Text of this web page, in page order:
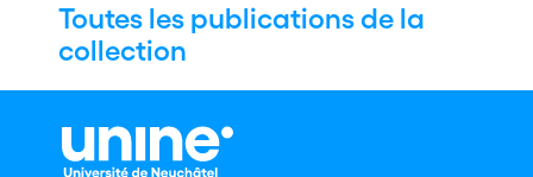
Toutes les publications de la
collection